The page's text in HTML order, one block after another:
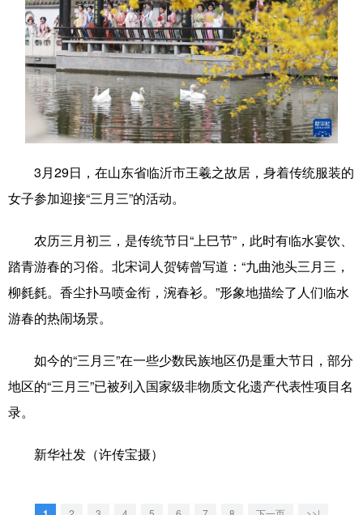
文化 书画 健康 军事
访谈 视频 图片 政务
法律 中央文件 金融 汽车
食品 人居 信息化 数字经济
城市 旅游 能源 会展
公益 一带一路 亚太网 上市公司
文化产业
北京 天津 河北 山西
浙江 安徽
3月29日，在山东省临沂市王羲之故居，身着传统服装的
女子参加迎接“三月三”的活动。
农历三月初三，是传统节日“上巳节”，此时有临水宴饮、
踏青游春的习俗。北宋词人贺铸曾写道：“九曲池头三月三，
柳毵毵。香尘扑马喷金衔，涴春衫。”形象地描绘了人们临水
游春的热闹场景。
如今的“三月三”在一些少数民族地区仍是重大节日，部分
地区的“三月三”已被列入国家级非物质文化遗产代表性项目名
录。
新华社发（许传宝摄）